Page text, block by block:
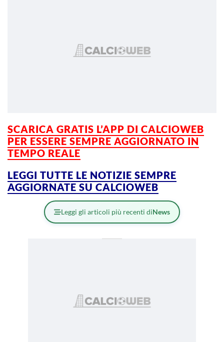
SCARICA GRATIS L’APP DI CALCIOWEB
PER ESSERE SEMPRE AGGIORNATO IN
TEMPO REALE
LEGGI TUTTE LE NOTIZIE SEMPRE
AGGIORNATE SU CALCIOWEB
Leggi gli articoli più recenti diNews